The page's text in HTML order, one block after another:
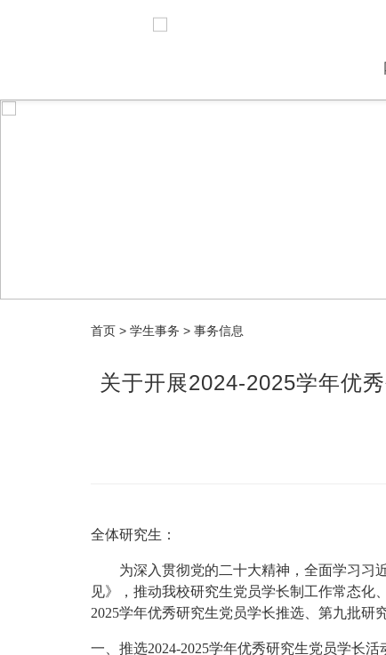
首页 > 学生事务 > 事务信息
关于开展2024-2025学年优
全体研究生：
为深入贯彻党的二十大精神，全面学习习
见》，推动我校研究生党员学长制工作常态
2025学年优秀研究生党员学长推选、第九批研
一、推选2024-2025学年优秀研究生党员学长活